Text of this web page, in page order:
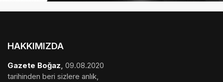
HAKKIMIZDA
Gazete Boğaz, 09.08.2020
tarihinden beri sizlere anlık,